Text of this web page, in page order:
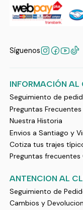
Síguenos
INFORMACIÓN AL
Seguimiento de
Preguntas Frecuentes
Nuestra Historia
Envios a Santiago y
Cotiza tus trajes
Preguntas frecuentes
ANTENCION AL
Seguimiento de
Cambios y